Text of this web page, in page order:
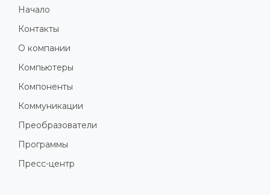
Начало
Контакты
О компании
Компьютеры
Компоненты
Коммуникации
Преобразователи
Программы
Пресс-центр